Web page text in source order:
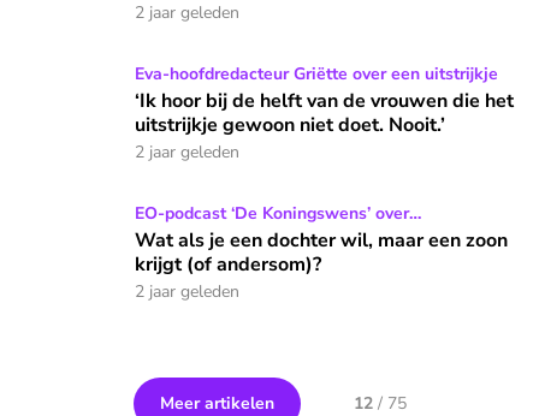
2 jaar geleden
‘Ik hoor bij de helft van de vrouwen die het uitstrijkje
Eva-hoofdredacteur Griëtte over een uitstrijkje
‘Ik hoor bij de helft van de vrouwen die het
uitstrijkje gewoon niet doet. Nooit.’
2 jaar geleden
Wat als je een dochter wil, maar een zoon krijgt (of
EO-podcast ‘De Koningswens’ over
geslachtsteleurstelling
Wat als je een dochter wil, maar een zoon
krijgt (of andersom)?
2 jaar geleden
Meer artikelen 12/ 75